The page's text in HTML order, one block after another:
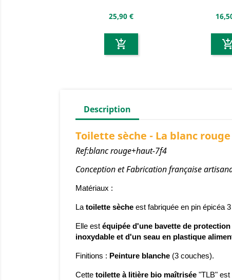
25,90 €
add_shopping_cart add_shopping_cart
Description
Toilette sèche - La blanc
Ref:blanc rouge+haut-7f4
Conception et Fabrication française
Matériaux :
La toilette sèche est fabriquée en pin épicéa
Elle est équipée d'une bavette de
inoxydable et d'un seau en plastique
Finitions : Peinture blanche (3 couches).
Cette toilette à litière bio maîtrisée "TLB" est